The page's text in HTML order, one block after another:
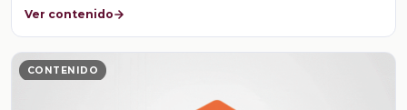
Ver contenido
CONTENIDO